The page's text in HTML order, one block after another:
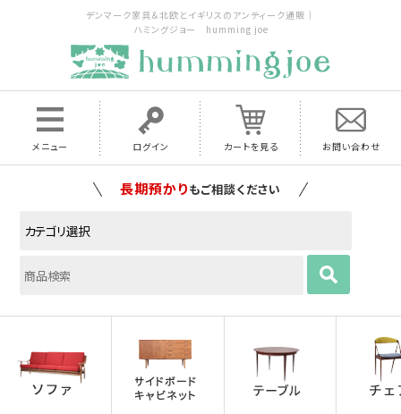
デンマーク家具＆北欧とイギリスのアンティーク通販｜
ハミングジョー humming joe
メニュー ログイン カートを見る お問い合わせ
家具の配送料は全国当店で負担いたします